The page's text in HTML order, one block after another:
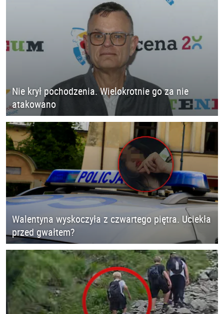
Nie krył pochodzenia. Wielokrotnie go za nie
atakowano
Walentyna wyskoczyła z czwartego piętra. Uciekła
przed gwałtem?